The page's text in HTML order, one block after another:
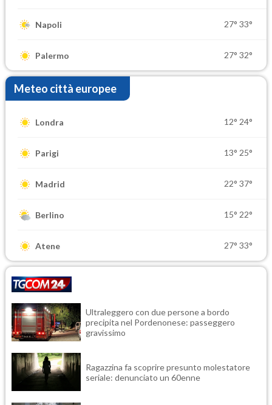
Napoli 27° 33°
Palermo 27° 32°
Meteo città europee
Londra 12° 24°
Parigi 13° 25°
Madrid 22° 37°
Berlino 15° 22°
Atene 27° 33°
Ultraleggero con due persone a bordo
precipita nel Pordenonese: passeggero
gravissimo
Ragazzina fa scoprire presunto molestatore
seriale: denunciato un 60enne